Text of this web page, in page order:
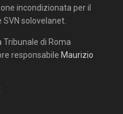
incondizionata per il
solovelanet.
di Roma
responsabile Maurizio